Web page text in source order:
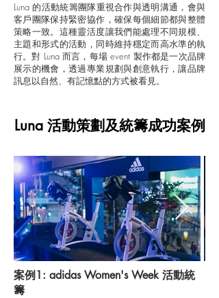
Luna 的活動統籌團隊重視合作與透明溝通，會與
客戶團隊保持緊密協作，確保每個細節都與整體
策略一致。這種靈活度讓我們能處理不同規模、
主題和形式的活動，同時維持穩定而高水準的執
行。對 Luna 而言，每場 event 製作都是一次品牌
展示的機會，透過專業規劃與創意執行，讓品牌
訊息以自然、有記憶點的方式被看見。
Luna 活動策劃及統籌成功案例
案例1: adidas Women's Week 活動統
籌